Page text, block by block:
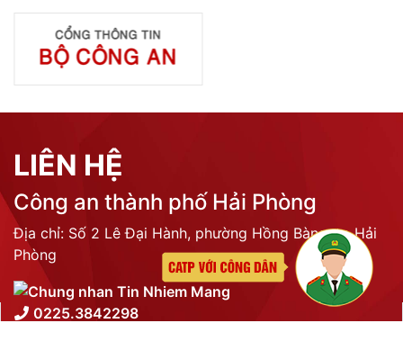
Phòng Quản lý xuất nhập cảnh: Hướng dẫn những quy định mới trong lĩnh
LIÊN KẾT
THỐNG KÊ TRUY CẬP
Tổng lượt truy cập:N/A